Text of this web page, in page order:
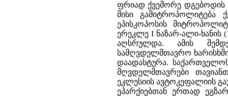
ფრიად ქვემორე დგებოდის
მისი გამიტროპოლიტება
ეპისკოპოსის
ერეკლე I ნაზარ-ალი-ხანის
აღსრულდა. ამის
სამღვდელმთავრო
დაადასტურა.
მღვდელმთავრები
ეკლესიის ავტოკეფალიის
ეპარქიებთან ერთად